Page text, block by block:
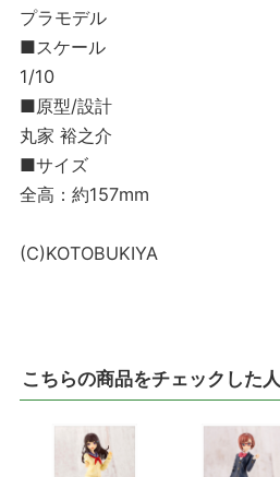
プラモデル
■スケール
1/10
■原型/設計
丸家 裕之介
■サイズ
全高：約157mm
(C)KOTOBUKIYA
こちらの商品をチェックした